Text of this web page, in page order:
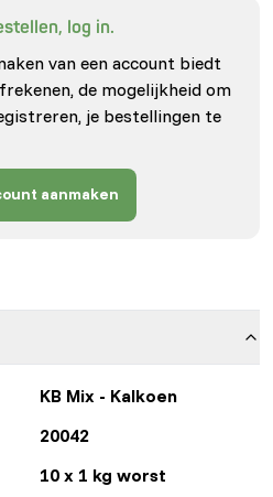
log in.
van een account biedt
de mogelijkheid om
je bestellingen te
aanmaken
KB Mix - Kalkoen
20042
10 x 1 kg worst